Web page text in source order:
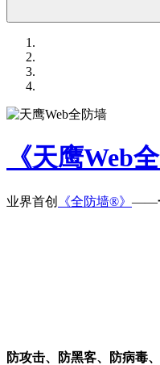
《天鹰Web
业界首创 《全防墙®》 ——
防攻击、防黑客、防病毒